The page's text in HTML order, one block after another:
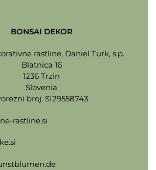
BONSAI DEKOR
rastline, Daniel Turk, s.p.
Blatnica 16
1236 Trzin
Slovenia
broj: SI29558743
rastline.si